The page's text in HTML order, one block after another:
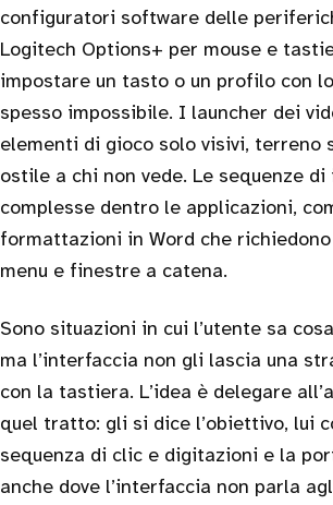
configuratori software delle
Logitech Options+ per mouse e
impostare un tasto o un profilo con
spesso impossibile. I launcher dei
elementi di gioco solo visivi, terreno
ostile a chi non vede. Le sequenze
complesse dentro le applicazioni,
formattazioni in Word che
menu e finestre a catena.
Sono situazioni in cui l’utente sa
ma l’interfaccia non gli lascia una
con la tastiera. L’idea è delegare
quel tratto: gli si dice l’obiettivo, lui
sequenza di clic e digitazioni e la
anche dove l’interfaccia non parla